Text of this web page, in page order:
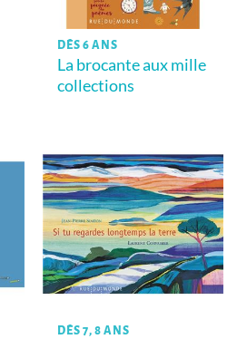
DÈS 6 ANS
La brocante aux mille
collections
DÈS 7, 8 ANS